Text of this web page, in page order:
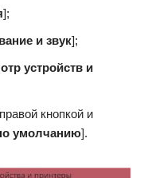
];
и звук];
устройств и
кнопкой и
умолчанию].